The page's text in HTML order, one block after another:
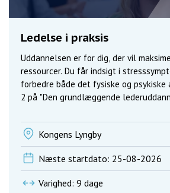
Ledelse i praksis
Uddannelsen er for dig, der vil
ressourcer. Du får indsigt i
forbedre både det fysiske og psykiske
2 på "Den grundlæggende
Kongens Lyngby
Næste startdato: 25-08-2026
Varighed: 9 dage